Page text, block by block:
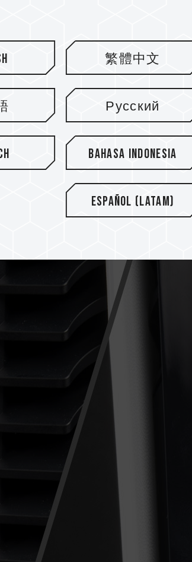
M200 portabel ke PS5? Ada 3 port
繁體中文
Русский
Bahasa Indonesia
Español (Latam)